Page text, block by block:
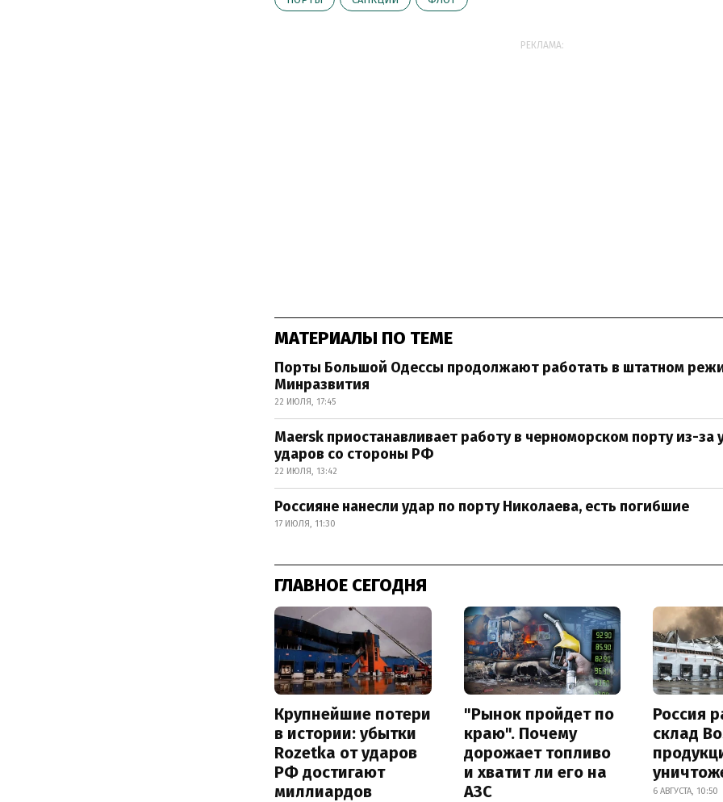
РЕКЛАМА:
МАТЕРИАЛЫ ПО ТЕМЕ
Порты Большой Одессы продолжают работать в штатном
Минразвития
22 ИЮЛЯ, 17:45
Maersk приостанавливает работу в черноморском порту из-за
ударов со стороны РФ
22 ИЮЛЯ, 13:42
Россияне нанесли удар по порту Николаева, есть погибшие
17 ИЮЛЯ, 11:30
ГЛАВНОЕ СЕГОДНЯ
Крупнейшие потери
в истории: убытки
Rozetka от ударов
РФ достигают
миллиардов
"Рынок пройдет по
краю". Почему
дорожает топливо
и хватит ли его на
АЗС
Россия
склад
6 АВГУСТА, 10:50